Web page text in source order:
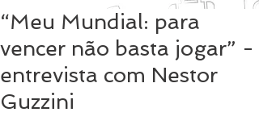
“Meu Mundial: para
vencer não basta jogar” -
entrevista com Nestor
Guzzini